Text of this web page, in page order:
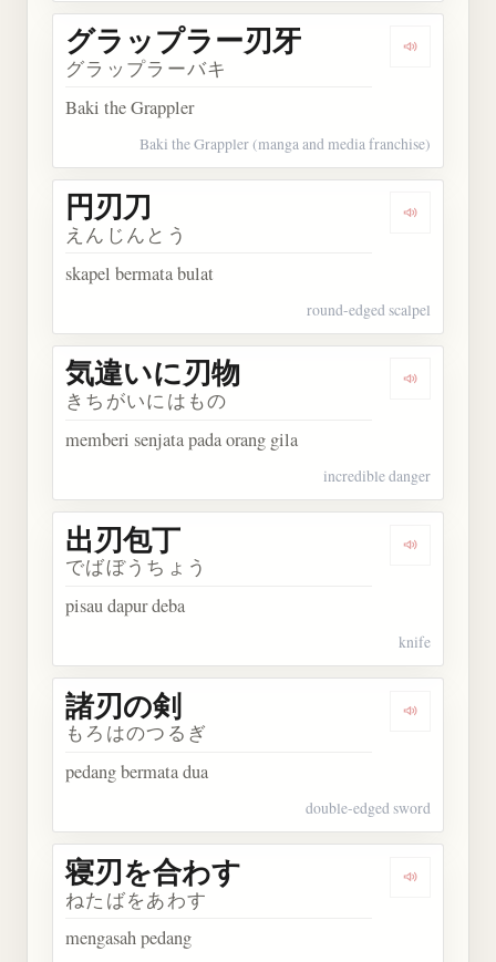
Dengarkan
グラップラー刃牙
グラップラーバキ
Baki the Grappler
Baki the Grappler (manga and media franchise)
Dengarkan
円刃刀
えんじんとう
skapel bermata bulat
round-edged scalpel
Dengarkan
気違いに刃物
きちがいにはもの
memberi senjata pada orang gila
incredible danger
Dengarkan
出刃包丁
でばぼうちょう
pisau dapur deba
knife
Dengarkan
諸刃の剣
もろはのつるぎ
pedang bermata dua
double-edged sword
Dengarkan
寝刃を合わす
ねたばをあわす
mengasah pedang